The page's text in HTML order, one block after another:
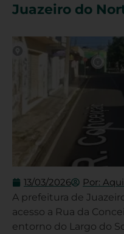
Juazeiro do
13/03/2026 Por:
A prefeitura de
acesso a Rua da
entorno do Largo do